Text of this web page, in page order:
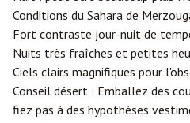
Conditions du Sahara de
Fort contraste jour-nuit de
Nuits très fraîches et petites
Ciels clairs magnifiques pour
Conseil désert : Emballez des
fiez pas à des hypothèses